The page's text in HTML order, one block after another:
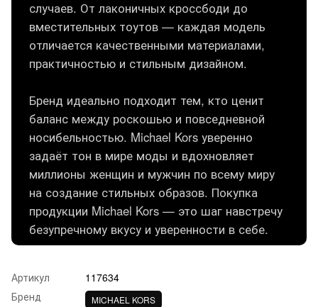
случаев. От лаконичных кроссбоди до
вместительных тоутов — каждая модель
отличается качественными материалами,
практичностью и стильным дизайном.
Бренд идеально подходит тем, кто ценит
баланс между роскошью и повседневной
носибельностью. Michael Kors уверенно
задаёт тон в мире моды и вдохновляет
миллионы женщин и мужчин по всему миру
на создание стильных образов. Покупка
продукции Michael Kors — это шаг навстречу
безупречному вкусу и уверенности в себе.
Артикул
117634
Бренд
MICHAEL KORS